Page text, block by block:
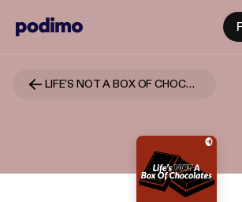
LIFE’S NOT A BOX OF CHOCOLATES